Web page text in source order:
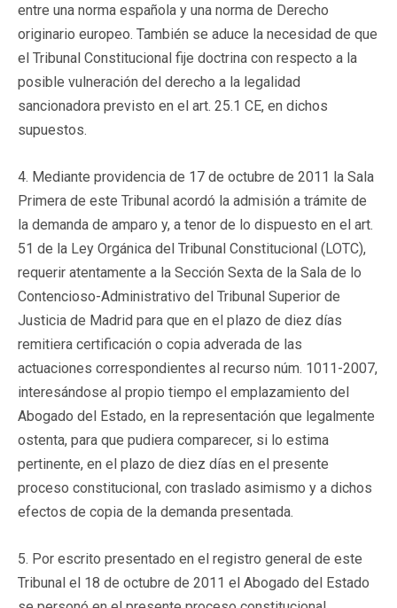
entre una norma española y una norma de Derecho
originario europeo. También se aduce la necesidad de que
el Tribunal Constitucional fije doctrina con respecto a la
posible vulneración del derecho a la legalidad
sancionadora previsto en el art. 25.1 CE, en dichos
supuestos.
4. Mediante providencia de 17 de octubre de 2011 la Sala
Primera de este Tribunal acordó la admisión a trámite de
la demanda de amparo y, a tenor de lo dispuesto en el art.
51 de la Ley Orgánica del Tribunal Constitucional (LOTC),
requerir atentamente a la Sección Sexta de la Sala de lo
Contencioso-Administrativo del Tribunal Superior de
Justicia de Madrid para que en el plazo de diez días
remitiera certificación o copia adverada de las
actuaciones correspondientes al recurso núm. 1011-2007,
interesándose al propio tiempo el emplazamiento del
Abogado del Estado, en la representación que legalmente
ostenta, para que pudiera comparecer, si lo estima
pertinente, en el plazo de diez días en el presente
proceso constitucional, con traslado asimismo y a dichos
efectos de copia de la demanda presentada.
5. Por escrito presentado en el registro general de este
Tribunal el 18 de octubre de 2011 el Abogado del Estado